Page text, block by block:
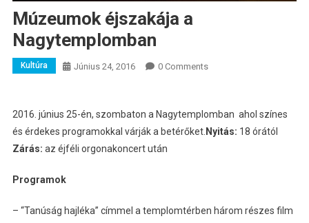
Múzeumok éjszakája a
Nagytemplomban
Kultúra Június 24, 2016 0 Comments
2016. június 25-én, szombaton a Nagytemplomban ahol színes
és érdekes programokkal várják a betérőket. Nyitás: 18 órától
Zárás: az éjféli orgonakoncert után
Programok
– “Tanúság hajléka” címmel a templomtérben három részes film